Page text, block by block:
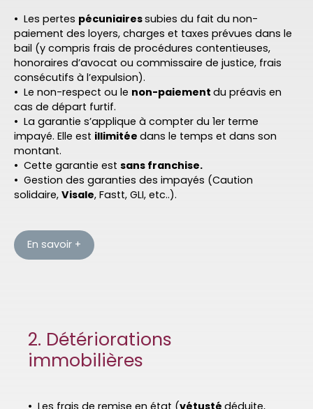
Les pertes pécuniairessubies du fait du non-
paiement des loyers, charges et taxes prévues dans le
bail (y compris frais de procédures contentieuses,
honoraires d’avocat ou commissaire de justice, frais
consécutifs à l’expulsion).
Le non-respect ou le non-paiementdu préavis en
cas de départ furtif.
La garantie s’applique à compter du 1er terme
impayé. Elle est illimitée dans le temps et dans son
montant.
Cette garantie estsans franchise.
Gestion des garanties des impayés (Caution
solidaire, Visale, Fastt, GLI, etc..).
En savoir +
2. Détériorations
immobilières
Les frais de remise en état (vétustédéduite,